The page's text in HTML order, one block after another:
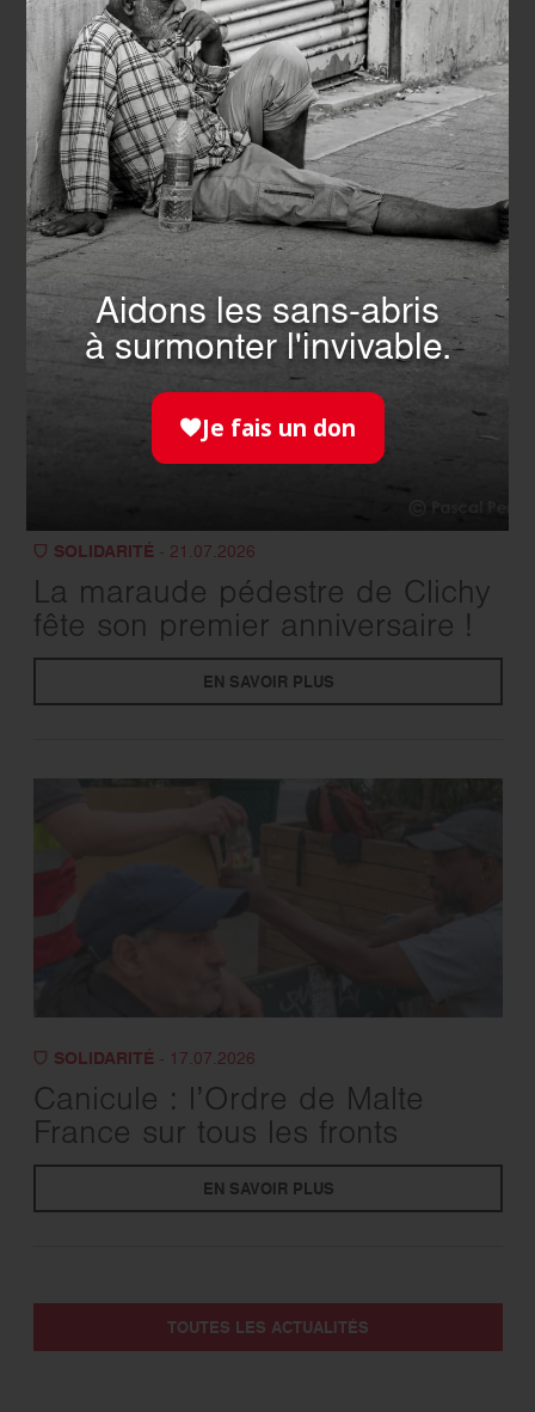
SOLIDARITÉ- 22.07.2026
Camp des jeunes : handicap et
fraternité
EN SAVOIR PLUS
SOLIDARITÉ- 21.07.2026
La maraude pédestre de Clichy
fête son premier anniversaire !
EN SAVOIR PLUS
SOLIDARITÉ- 17.07.2026
Canicule : l’Ordre de Malte
France sur tous les fronts
EN SAVOIR PLUS
TOUTES LES ACTUALITÉS
Aidons les sans-abris
à surmonter l'invivable.
Je fais un don